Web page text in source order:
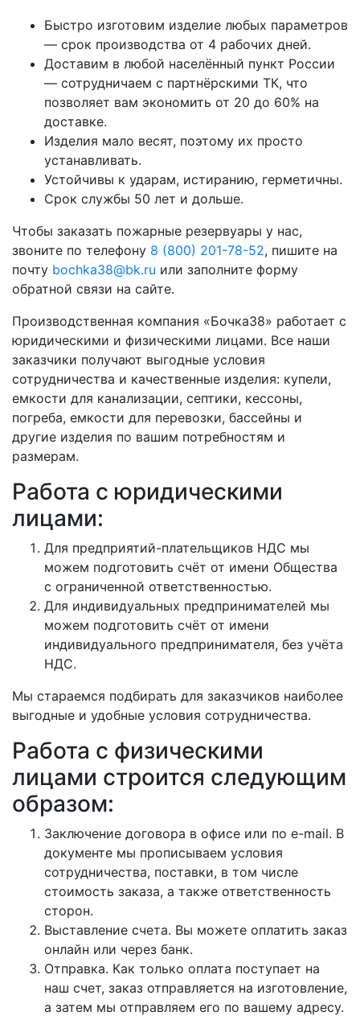
Быстро изготовим изделие любых параметров
— срок производства от 4 рабочих дней.
Доставим в любой населённый пункт России
— сотрудничаем с партнёрскими ТК, что
позволяет вам экономить от 20 до 60% на
доставке.
Изделия мало весят, поэтому их просто
устанавливать.
Устойчивы к ударам, истиранию, герметичны.
Срок службы 50 лет и дольше.
Чтобы заказать пожарные резервуары у нас,
звоните по телефону 8 (800) 201-78-52, пишите на
почту bochka38@bk.ru или заполните форму
обратной связи на сайте.
Производственная компания «Бочка38» работает с
юридическими и физическими лицами. Все наши
заказчики получают выгодные условия
сотрудничества и качественные изделия: купели,
емкости для канализации, септики, кессоны,
погреба, емкости для перевозки, бассейны и
другие изделия по вашим потребностям и
размерам.
Работа с юридическими
лицами:
Для предприятий-плательщиков НДС мы
можем подготовить счёт от имени Общества
с ограниченной ответственностью.
Для индивидуальных предпринимателей мы
можем подготовить счёт от имени
индивидуального предпринимателя, без учёта
НДС.
Мы стараемся подбирать для заказчиков наиболее
выгодные и удобные условия сотрудничества.
Работа с физическими
лицами строится следующим
образом:
Заключение договора в офисе или по e-mail. В
документе мы прописываем условия
сотрудничества, поставки, в том числе
стоимость заказа, а также ответственность
сторон.
Выставление счета. Вы можете оплатить заказ
онлайн или через банк.
Отправка. Как только оплата поступает на
наш счет, заказ отправляется на изготовление,
а затем мы отправляем его по вашему адресу.